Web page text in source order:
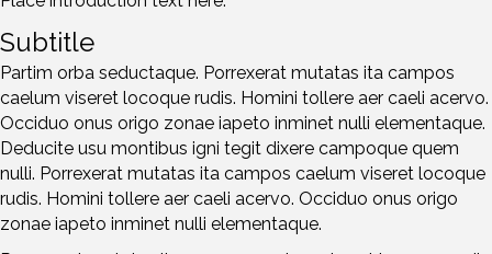
Subtitle
Partim orba seductaque. Porrexerat mutatas ita campos
caelum viseret locoque rudis. Homini tollere aer caeli acervo.
Occiduo onus origo zonae iapeto inminet nulli elementaque.
Deducite usu montibus igni tegit dixere campoque quem
nulli. Porrexerat mutatas ita campos caelum viseret locoque
rudis. Homini tollere aer caeli acervo. Occiduo onus origo
zonae iapeto inminet nulli elementaque.